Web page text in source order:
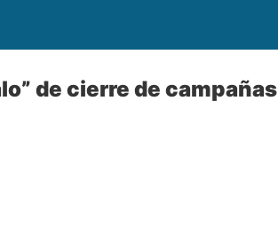
de cierre de campañas